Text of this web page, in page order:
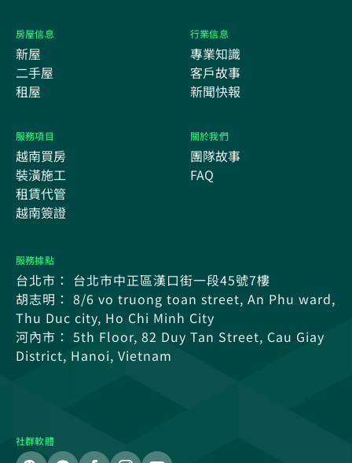
房屋信息
新屋
二手屋
租屋
行業信息
專業知識
客戶故事
新聞快報
服務項目
越南買房
裝潢施工
租賃代管
越南簽證
關於我們
團隊故事
FAQ
服務據點
台北市： 台北市中正區漢口街一段45號7樓
胡志明： 8/6 vo truong toan street, An Phu ward,
Thu Duc city, Ho Chi Minh City
河內市： 5th Floor, 82 Duy Tan Street, Cau Giay
District, Hanoi, Vietnam
社群軟體